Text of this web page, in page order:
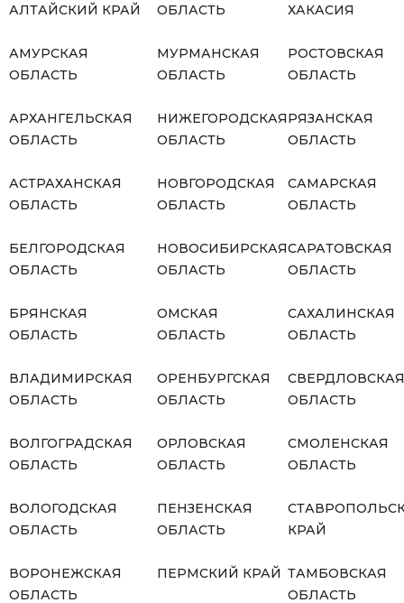
АЛТАЙСКИЙ КРАЙ
АМУРСКАЯ
ОБЛАСТЬ
АРХАНГЕЛЬСКАЯ
ОБЛАСТЬ
АСТРАХАНСКАЯ
ОБЛАСТЬ
БЕЛГОРОДСКАЯ
ОБЛАСТЬ
БРЯНСКАЯ
ОБЛАСТЬ
ВЛАДИМИРСКАЯ
ОБЛАСТЬ
ВОЛГОГРАДСКАЯ
ОБЛАСТЬ
ВОЛОГОДСКАЯ
ОБЛАСТЬ
ВОРОНЕЖСКАЯ
ОБЛАСТЬ
ОБЛАСТЬ
МУРМАНСКАЯ
ОБЛАСТЬ
НИЖЕГОРОДСКАЯ
ОБЛАСТЬ
НОВГОРОДСКАЯ
ОБЛАСТЬ
НОВОСИБИРСКАЯ
ОБЛАСТЬ
ОМСКАЯ
ОБЛАСТЬ
ОРЕНБУРГСКАЯ
ОБЛАСТЬ
ОРЛОВСКАЯ
ОБЛАСТЬ
ПЕНЗЕНСКАЯ
ОБЛАСТЬ
ПЕРМСКИЙ КРАЙ
ХАКАСИЯ
РОСТОВСКАЯ
ОБЛАСТЬ
РЯЗАНСКАЯ
ОБЛАСТЬ
САМАРСКАЯ
ОБЛАСТЬ
САРАТОВСКАЯ
ОБЛАСТЬ
САХАЛИНСКАЯ
ОБЛАСТЬ
СВЕРДЛОВСКАЯ
ОБЛАСТЬ
СМОЛЕНСКАЯ
ОБЛАСТЬ
КРАЙ
ТАМБОВСКАЯ
ОБЛАСТЬ